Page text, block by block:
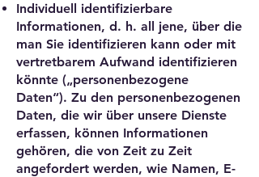
Individuell identifizierbare
Informationen, d. h. all jene, über die
man Sie identifizieren kann oder mit
vertretbarem Aufwand identifizieren
könnte („personenbezogene
Daten“). Zu den personenbezogenen
Daten, die wir über unsere Dienste
erfassen, können Informationen
gehören, die von Zeit zu Zeit
angefordert werden, wie Namen, E-